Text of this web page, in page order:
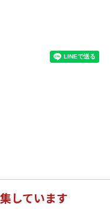
しています